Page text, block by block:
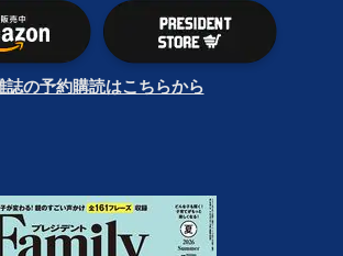
誌の予約購読はこちらから